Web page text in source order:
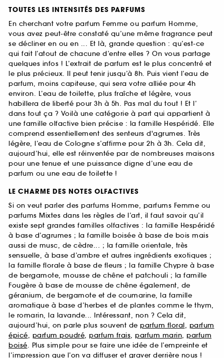
TOUTES LES INTENSITÉS DES PARFUMS
En cherchant votre parfum Femme ou parfum Homme,
vous avez peut-être constaté qu’une même fragrance peut
se décliner en ou en ... Et là, grande question : qu’est-ce
qui fait l’atout de chacune d’entre elles ? On vous partage
quelques infos ! L’extrait de parfum est le plus concentré et
le plus précieux. Il peut tenir jusqu’à 8h. Puis vient l’eau de
parfum, moins capiteuse, qui sera votre alliée pour 4h
environ. L’eau de toilette, plus fraîche et légère, vous
habillera de liberté pour 3h à 5h. Pas mal du tout ! Et l’
dans tout ça ? Voilà une catégorie à part qui appartient à
une famille olfactive bien précise : la famille Hespéridé. Elle
comprend essentiellement des senteurs d'agrumes. Très
légère, l’eau de Cologne s’affirme pour 2h à 3h. Cela dit,
aujourd’hui, elle est réinventée par de nombreuses maisons
pour une tenue et une puissance digne d’une eau de
parfum ou une eau de toilette !
LE CHARME DES NOTES OLFACTIVES
Si on veut parler des parfums Homme, parfums Femme ou
parfums Mixtes dans les règles de l’art, il faut savoir qu’il
existe sept grandes familles olfactives : la famille Hespéridé
à base d’agrumes ; la famille boisée à base de bois mais
aussi de musc, de cèdre... ; la famille orientale, très
sensuelle, à base d’ambre et autres ingrédients exotiques ;
la famille florale à base de fleurs ; la famille Chypre à base
de bergamote, mousse de chêne et patchouli ; la famille
Fougère à base de mousse de chêne également, de
géranium, de bergamote et de coumarine, la famille
aromatique à base d’herbes et de plantes comme le thym,
le romarin, la lavande... Intéressant, non ? Cela dit,
aujourd’hui, on parle plus souvent de parfum floral, parfum
épicé, parfum poudré, parfum frais, parfum marin, parfum
boisé. Plus simple pour se faire une idée de l’empreinte et
l’impression que l’on va diffuser et graver derrière nous !